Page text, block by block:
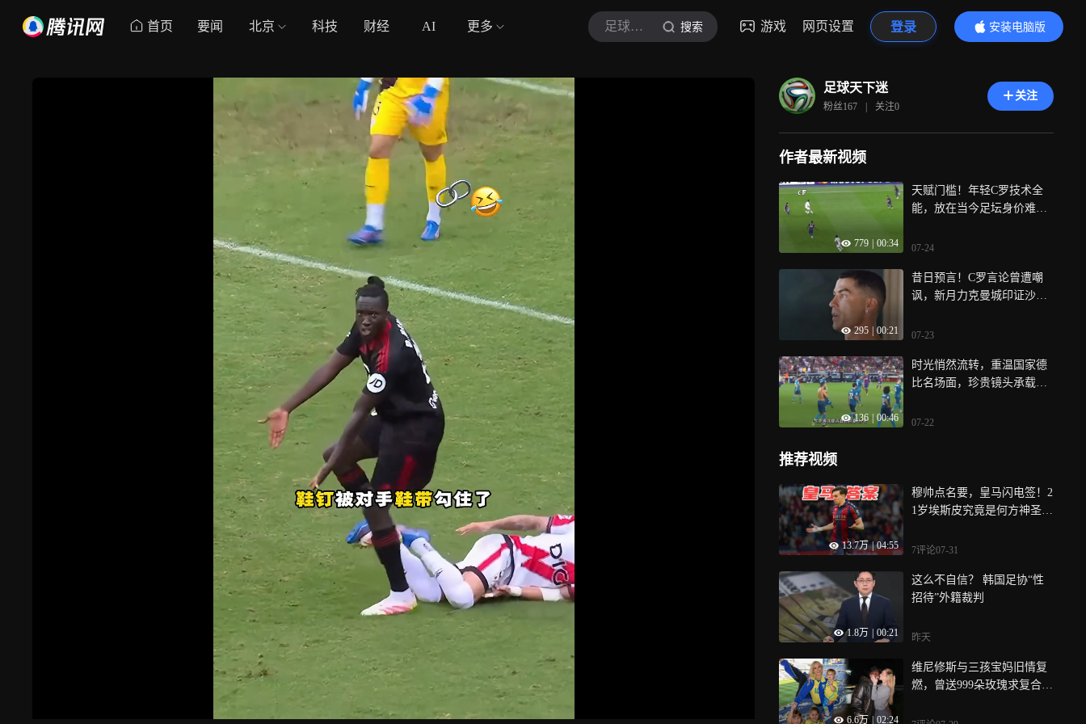
首页 要闻 北京 科技 财经 AI 更多 足球天下迷 搜索 游戏 网页设置 登录
安装电脑版
内容更精彩
足球天下迷
粉丝167 | 关注0
关注
作者最新视频
779 00:34
天赋门槛！年轻C罗技术全
能，放在当今足坛身价难以
07-24
295 00:21
昔日预言！C罗言论曾遭嘲
讽，新月力克曼城印证沙超
07-23
136 00:46
时光悄然流转，重温国家德
比名场面，珍贵镜头承载球
07-22
推荐视频
13.7万 | 04:55
穆帅点名要，皇马闪电签！2
1岁埃斯皮究竟是何方神圣？
7评论07-31
1.8万 00:21
这么不自信？ 韩国足协“性
招待”外籍裁判
昨天
6.6万 02:24
维尼修斯与三孩宝妈旧情复
燃，曾送999朵玫瑰求复合，
生香